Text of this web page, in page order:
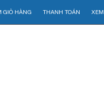
GIỎ HÀNG THANH TOÁN